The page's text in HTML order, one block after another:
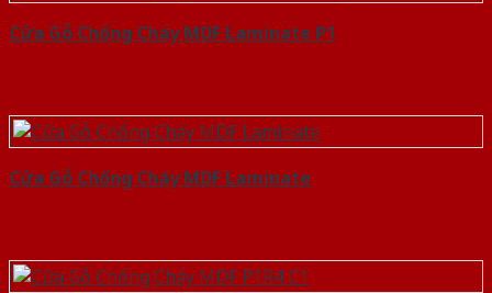
Cửa Gỗ Chống Cháy MDF Laminate P1
Cửa Gỗ Chống Cháy MDF Laminate